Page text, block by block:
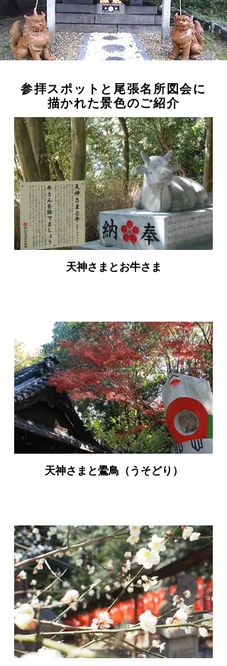
参拝スポットと尾張名所図会に
描かれた景色のご紹介
天神さまとお牛さま
天神さまと鷽鳥（うそどり）